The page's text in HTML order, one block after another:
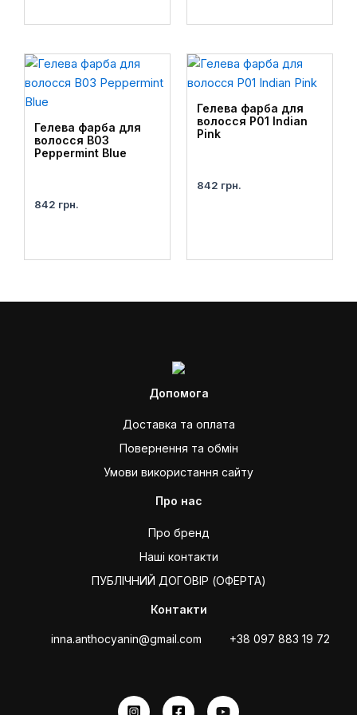
Гелева фарба для
волосся B03
Peppermint Blue
842 грн.
Гелева фарба для
волосся P01 Indian
Pink
842 грн.
Допомога
Доставка та оплата
Повернення та обмін
Умови використання сайту
Про нас
Про бренд
Наші контакти
ПУБЛІЧНИЙ ДОГОВІР (ОФЕРТА)
Контакти
inna.anthocyanin@gmail.com +38 097 883 19 72